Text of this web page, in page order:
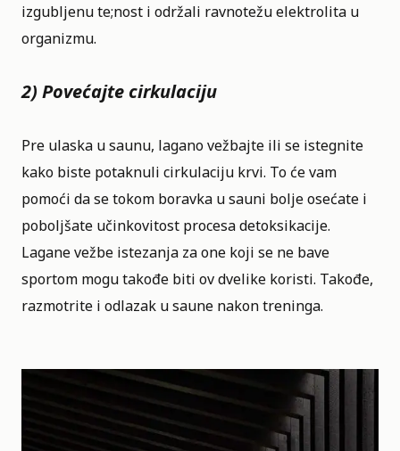
izgubljenu te;nost i održali ravnotežu elektrolita u
organizmu.
2) Povećajte cirkulaciju
Pre ulaska u saunu, lagano vežbajte ili se istegnite
kako biste potaknuli cirkulaciju krvi. To će vam
pomoći da se tokom boravka u sauni bolje osećate i
poboljšate učinkovitost procesa detoksikacije.
Lagane vežbe istezanja za one koji se ne bave
sportom mogu takođe biti ov dvelike koristi. Takođe,
razmotrite i odlazak u saune nakon treninga.